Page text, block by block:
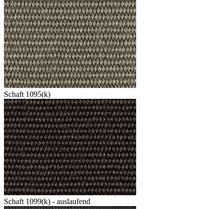
Schaft 1095(k)
Schaft 1099(k) - auslaufend